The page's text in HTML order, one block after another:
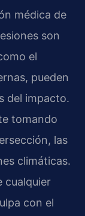
médica de
son
el
pueden
del impacto.
tomando
las
climáticas.
cualquier
con el